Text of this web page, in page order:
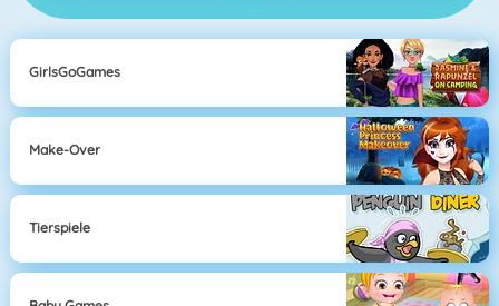
GirlsGoGames
Make-Over
Tierspiele